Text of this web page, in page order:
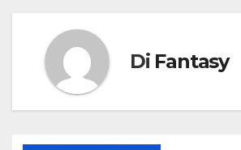
Di Fantasy